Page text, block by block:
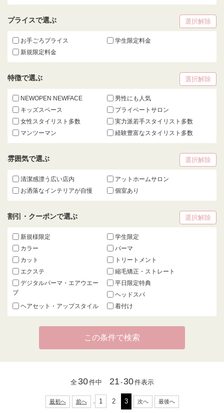
プライスで選ぶ 選択解除
お手ごろプライス
学生限定料金
新規限定料金
特徴で選ぶ 選択解除
NEWOPEN NEWFACE
男性にも人気
キッズスペース
プライベートサロン
女性スタイリスト多数
実力派若手スタイリスト多数
マンツーマン
経験豊富なスタイリスト多数
雰囲気で選ぶ 選択解除
清潔感漂う広い店内
アットホームサロン
お洒落なインテリアが自慢
個室あり
割引・クーポンで選ぶ 選択解除
新規様限定
学生限定
カラー
パーマ
カット
トリートメント
エクステ
縮毛矯正・ストレート
デジタルパーマ・エアウエー
ブ
平日限定特典
ヘッドスパ
ヘアセット・アップスタイル
着付け
全 30件中 21 - 30件表示
最初へ 前へ 1 2 3 次へ 最後へ